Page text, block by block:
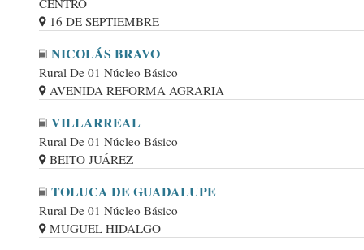
CENTRO
16 DE SEPTIEMBRE
NICOLÁS BRAVO
Rural De 01 Núcleo Básico
AVENIDA REFORMA AGRARIA
VILLARREAL
Rural De 01 Núcleo Básico
BEITO JUÁREZ
TOLUCA DE GUADALUPE
Rural De 01 Núcleo Básico
MUGUEL HIDALGO